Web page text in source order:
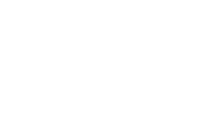
Vallarta
La Isla Shopping Village
En Preescolar
Clandestino